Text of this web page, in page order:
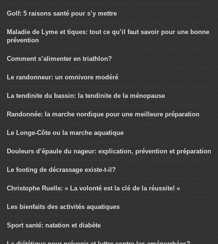
Golf: 5 raisons santé pour s’y mettre
Maladie de Lyme et tiques: tout ce qu’il faut savoir pour une bonne
prévention
Comment s’alimenter en triathlon?
Le randonneur: un omnivore modéré
La tendinite du bassin: la tendinite de la ménopause
Randonnée: la marche nordique pour une meilleure préparation
Le Longe-Côte ou la marche aquatique
Douleurs d’épaule du nageur: explication, prévention et préparation
Le footing de décrassage existe-t-il?
Christophe Ruelle: « La volonté est la clé de la réussite! »
Les bienfaits des activités aquatiques
Sport santé: natation et diabète